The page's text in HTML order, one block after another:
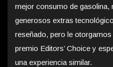
mejor consumo de gasolina,
generosos extras
reseñado, pero le
premio Editors’ Choice y
una experiencia similar.